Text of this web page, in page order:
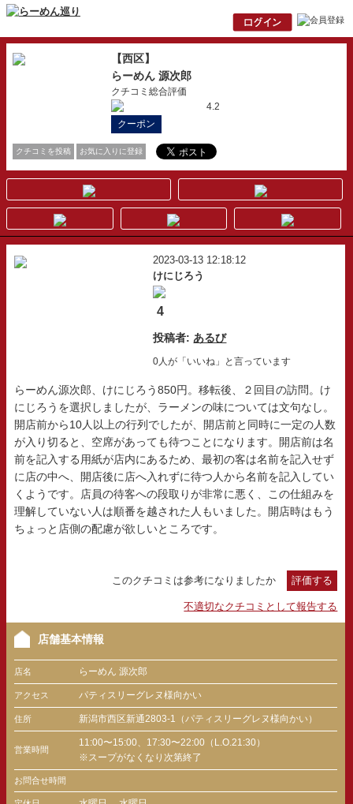
【西区】
らーめん 源次郎
クチコミ総合評価
4.2
クーポン
クチコミを投稿 お気に入りに登録
2023-03-13 12:18:12
けにじろう
4
投稿者: あるび
0人が「いいね」と言っています
らーめん源次郎、けにじろう850円。移転後、２回目の訪問。け
にじろうを選択しましたが、ラーメンの味については文句なし。
開店前から10人以上の行列でしたが、開店前と同時に一定の人数
が入り切ると、空席があっても待つことになります。開店前は名
前を記入する用紙が店内にあるため、最初の客は名前を記入せず
に店の中へ、開店後に店へ入れずに待つ人から名前を記入してい
くようです。店員の待客への段取りが非常に悪く、この仕組みを
理解していない人は順番を越された人もいました。開店時はもう
ちょっと店側の配慮が欲しいところです。
このクチコミは参考になりましたか 評価する
不適切なクチコミとして報告する
店舗基本情報
店名 らーめん 源次郎
アクセス パティスリーグレヌ様向かい
住所 新潟市西区新通2803-1（パティスリーグレヌ様向かい）
営業時間
11:00〜15:00、17:30〜22:00（L.O.21:30）
※スープがなくなり次第終了
お問合せ時間